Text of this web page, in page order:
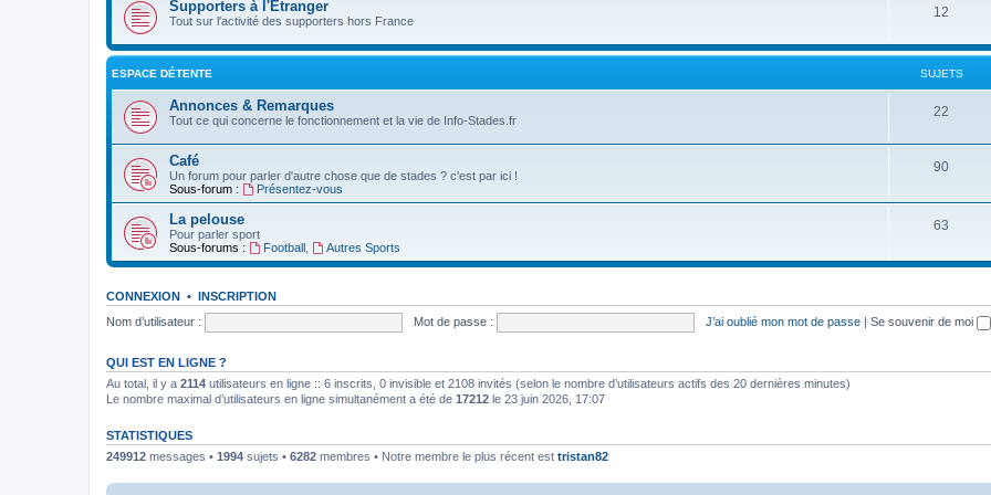
Supporters à l'Etranger
Tout sur l'activité des supporters hors France
12
ESPACE DÉTENTE SUJETS
Annonces & Remarques
Tout ce qui concerne le fonctionnement et la vie de Info-Stades.fr
22
Café
Un forum pour parler d'autre chose que de stades ? c'est par ici !
Sous-forum :
Présentez-vous
90
La pelouse
Pour parler sport
Sous-forums :
Football, Autres Sports
63
CONNEXION • INSCRIPTION
Nom d’utilisateur :
Mot de passe : J’ai oublié mon mot de passe | Se souvenir de moi
QUI EST EN LIGNE ?
Au total, il y a 2114 utilisateurs en ligne :: 6 inscrits, 0 invisible et 2108 invités (selon le nombre d’utilisateurs actifs des 20 dernières minutes)
Le nombre maximal d’utilisateurs en ligne simultanément a été de 17212 le 23 juin 2026, 17:07
STATISTIQUES
249912 messages • 1994 sujets • 6282 membres • Notre membre le plus récent est tristan82